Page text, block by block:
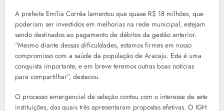
A prefeita Emília Corrêa lamentou que quase R$ 18 milhões, que
poderiam ser investidos em melhorias na rede municipal, estejam
sendo destinados ao pagamento de débitos da gestão anterior.
“Mesmo diante dessas dificuldades, estamos firmes em nosso
compromisso com a saúde da população de Aracaju. Esta é uma
conquista importante, e em breve teremos outras boas notícias
para compartilhar”, destacou.
O processo emergencial de seleção contou com o interesse de sete
instituições, das quais três apresentaram propostas efetivas. O IGH